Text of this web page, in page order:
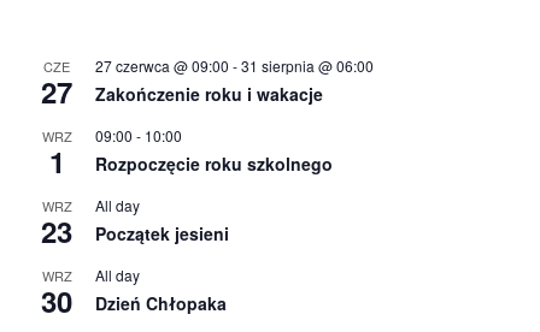
CZE
27
27 czerwca @ 09:00 -31 sierpnia @ 06:00
Zakończenie roku i wakacje
WRZ
1
09:00 - 10:00
Rozpoczęcie roku szkolnego
WRZ
23
All day
Początek jesieni
WRZ
30
All day
Dzień Chłopaka